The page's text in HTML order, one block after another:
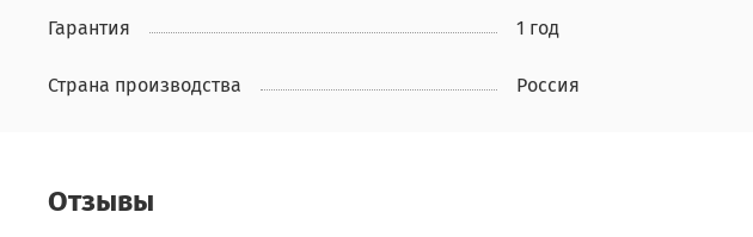
Гарантия 1 год
Страна производства Россия
Отзывы